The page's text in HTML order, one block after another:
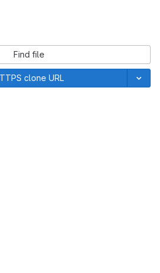
Find file
clone URL